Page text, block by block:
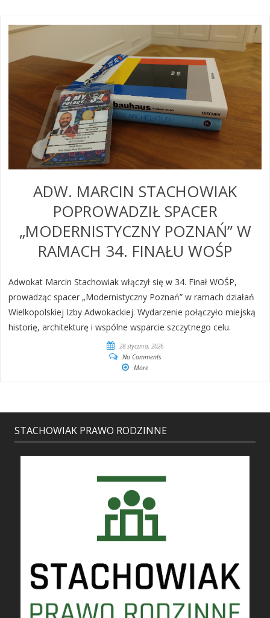
ADW. MARCIN STACHOWIAK
POPROWADZIŁ SPACER
„MODERNISTYCZNY POZNAŃ” W
RAMACH 34. FINAŁU WOŚP
Adwokat Marcin Stachowiak włączył się w 34. Finał WOŚP,
prowadząc spacer „Modernistyczny Poznań” w ramach działań
Wielkopolskiej Izby Adwokackiej. Wydarzenie połączyło miejską
historię, architekturę i wspólne wsparcie szczytnego celu.
28 stycznia, 2026
No Comments
More
STACHOWIAK PRAWO RODZINNE